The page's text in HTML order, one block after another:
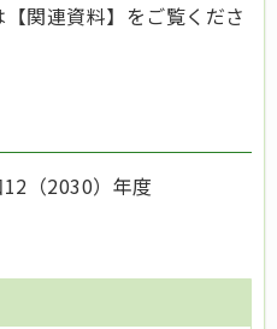
関連資料】をご覧くださ
（2030）年度